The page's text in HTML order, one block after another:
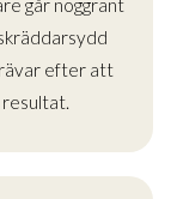
går noggrant
efter att